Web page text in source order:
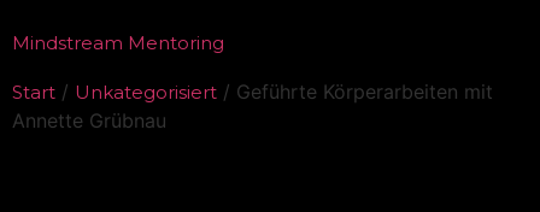
Mindstream Mentoring
Start / Unkategorisiert / Geführte Körperarbeiten mit
Annette Grübnau